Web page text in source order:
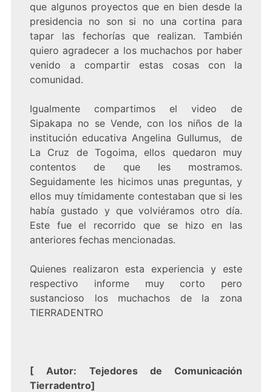
que algunos proyectos que en bien desde la
presidencia no son si no una cortina para
tapar las fechorías que realizan. También
quiero agradecer a los muchachos por haber
venido a compartir estas cosas con la
comunidad.
Igualmente compartimos el video de
Sipakapa no se Vende, con los niños de la
institución educativa Angelina Gullumus, de
La Cruz de Togoima, ellos quedaron muy
contentos de que les mostramos.
Seguidamente les hicimos unas preguntas, y
ellos muy tímidamente contestaban que si les
había gustado y que volviéramos otro día.
Este fue el recorrido que se hizo en las
anteriores fechas mencionadas.
Quienes realizaron esta experiencia y este
respectivo informe muy corto pero
sustancioso los muchachos de la zona
TIERRADENTRO
[Autor: Tejedores de Comunicación
Tierradentro]